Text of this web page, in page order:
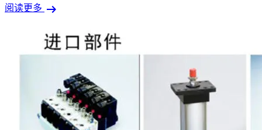
阅读更多 arrow_right_alt